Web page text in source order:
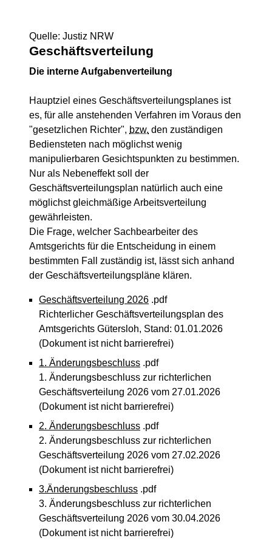
Quelle: Justiz NRW
Geschäftsverteilung
Die interne Aufgabenverteilung
Hauptziel eines Geschäftsverteilungsplanes ist
es, für alle anstehenden Verfahren im Voraus den
"gesetzlichen Richter", bzw. den zuständigen
Bediensteten nach möglichst wenig
manipulierbaren Gesichtspunkten zu bestimmen.
Nur als Nebeneffekt soll der
Geschäftsverteilungsplan natürlich auch eine
möglichst gleichmäßige Arbeitsverteilung
gewährleisten.
Die Frage, welcher Sachbearbeiter des
Amtsgerichts für die Entscheidung in einem
bestimmten Fall zuständig ist, lässt sich anhand
der Geschäftsverteilungspläne klären.
Geschäftsverteilung 2026 .pdf
Richterlicher Geschäftsverteilungsplan des
Amtsgerichts Gütersloh, Stand: 01.01.2026
(Dokument ist nicht barrierefrei)
1. Änderungsbeschluss .pdf
1. Änderungsbeschluss zur richterlichen
Geschäftsverteilung 2026 vom 27.01.2026
(Dokument ist nicht barrierefrei)
2. Änderungsbeschluss .pdf
2. Änderungsbeschluss zur richterlichen
Geschäftsverteilung 2026 vom 27.02.2026
(Dokument ist nicht barrierefrei)
3.Änderungsbeschluss .pdf
3. Änderungsbeschluss zur richterlichen
Geschäftsverteilung 2026 vom 30.04.2026
(Dokument ist nicht barrierefrei)